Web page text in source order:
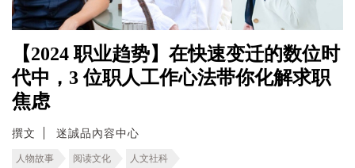
【2024 职业趋势】在快速变迁的数位时
代中，3 位职人工作心法带你化解求职
焦虑
撰文 迷誠品內容中心
人物故事 阅读文化 人文社科